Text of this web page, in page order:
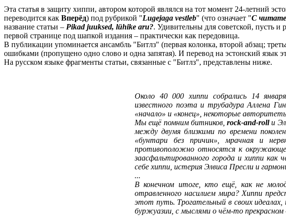
Эта статья в защиту хиппи, автором которой являлся на тот момент 24-летний
переводится как Вперёд) под рубрикой "Lugejaga vestleb" (что означает "С
название статьи – Pikad juuksed, lühike aru?. Удивительны для советской, пусть и
первой странице под шапкой издания – практически как передовица.
В публикации упоминается ансамбль "Битлз" (первая колонка, второй абзац;
ошибками (пропущено одно слово и одна запятая). И перевод на эстонский язык
На русском языке фрагменты статьи, связанные с "Битлз", представлены ниже.
Около 40 000 хиппи собрались 14
известного поэта и трубадура Аллена
«начало» и «конец», некоторые
Мы ещё помним битников,rock-and-rollи
между двумя близкими по времени
«бунтари без причин», мрачная и
противоположно относятся к
заасфальтированного города и хиппи как
себе хиппи, истерия Элвиса Пресли и
...
В конечном итоге, кто ещё, как не
отравленного насилием мира? Хиппи
этот путь. Трогательный в своих
буржуазии, с мыслями о чём-то